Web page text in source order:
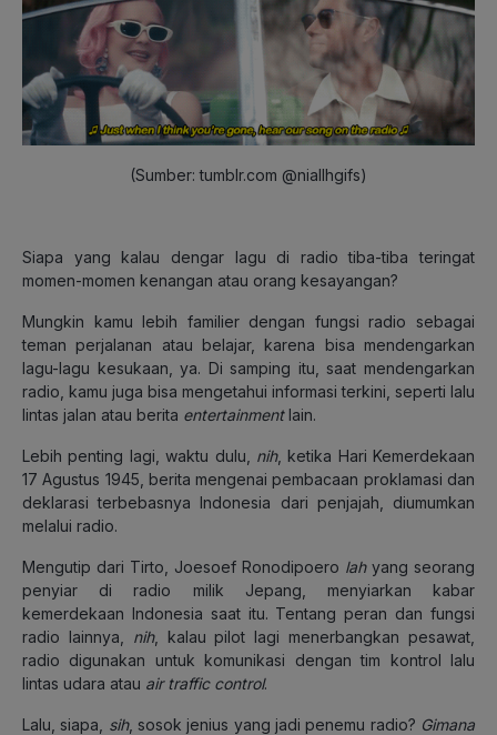
(Sumber: tumblr.com @niallhgifs)
Siapa yang kalau dengar lagu di radio tiba-tiba teringat
momen-momen kenangan atau orang kesayangan?
Mungkin kamu lebih familier dengan fungsi radio sebagai
teman perjalanan atau belajar, karena bisa mendengarkan
lagu-lagu kesukaan, ya. Di samping itu, saat mendengarkan
radio, kamu juga bisa mengetahui informasi terkini, seperti lalu
lintas jalan atau berita entertainment lain.
Lebih penting lagi, waktu dulu, nih, ketika Hari Kemerdekaan
17 Agustus 1945, berita mengenai pembacaan proklamasi dan
deklarasi terbebasnya Indonesia dari penjajah, diumumkan
melalui radio.
Mengutip dari Tirto, Joesoef Ronodipoero lahyang seorang
penyiar di radio milik Jepang, menyiarkan kabar
kemerdekaan Indonesia saat itu. Tentang peran dan fungsi
radio lainnya, nih, kalau pilot lagi menerbangkan pesawat,
radio digunakan untuk komunikasi dengan tim kontrol lalu
lintas udara atau air traffic control.
Lalu, siapa, sih, sosok jenius yang jadi penemu radio? Gimana